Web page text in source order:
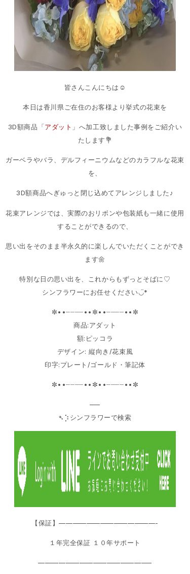
皆さんこんにちは☺
本日は香川県ご在住のお客様より挙式の花束を
3D額商品「アダット 」へ加工致しました事例をご紹介い
たします💐
ガーベラやバラ、デルフィーニウムなどのカラフルな花束
を、
3D額商品へぎゅっと閉じ込めてアレンジしました♪
花束アレンジでは、実際のおリボンや包装紙も一緒に使用
することができるので、
思い出をそのまま半永久的に楽しんでいただくことができ
ます🌼
特別な日の思い出を、これからもずっとそばに♡
シンフラワーにお任せください◡̈*
✼••┈┈┈┈••✼••┈┈┈┈••✼
商品:アダット
額:ピッコラ
デザイン: 縦向き/花束風
印字:プレート/ゴールド・筆記体
✼••┈┈┈┈••✼••┈┈┈┈••✼
—–
➴⡱シンフラワーで検索
【保証】——————————————-
１年完全保証 １０年サポート
————————————————–